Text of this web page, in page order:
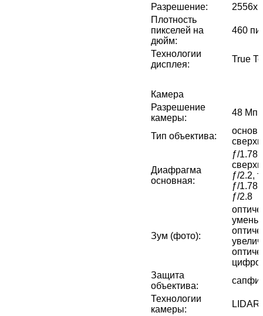
Разрешение:
Плотность
пикселей на
дюйм:
460
Технологии
дисплея:
True
Камера
Разрешение
камеры:
48 Мп
Тип объектива:
Диафрагма
основная:
ƒ/1.78,
ƒ/2.2,
ƒ/1.78,
ƒ/2.8
Зум (фото):
Защита
объектива:
Технологии
камеры:
LIDAR